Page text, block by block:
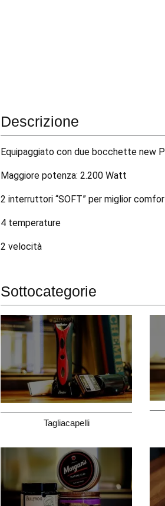
Descrizione
Equipaggiato con due bocchette new
Maggiore potenza: 2.200 Watt
2 interruttori “SOFT” per miglior
4 temperature
2 velocità
Sottocategorie
Tagliacapelli